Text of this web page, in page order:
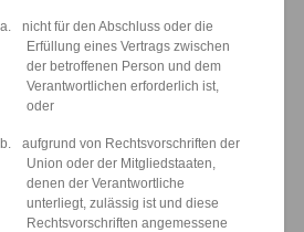
a.
nicht für den Abschluss oder die
Erfüllung eines Vertrags zwischen
der betroffenen Person und dem
Verantwortlichen erforderlich ist,
oder
b.
aufgrund von Rechtsvorschriften der
Union oder der Mitgliedstaaten,
denen der Verantwortliche
unterliegt, zulässig ist und diese
Rechtsvorschriften angemessene